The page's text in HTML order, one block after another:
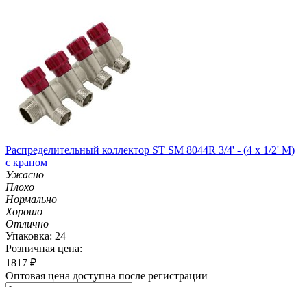
Распределительный коллектор ST SM 8044R 3/4' - (4 x 1/2' M)
с краном
Ужасно
Плохо
Нормально
Хорошо
Отлично
Упаковка: 24
Розничная цена:
1817 ₽
Оптовая цена доступна после регистрации